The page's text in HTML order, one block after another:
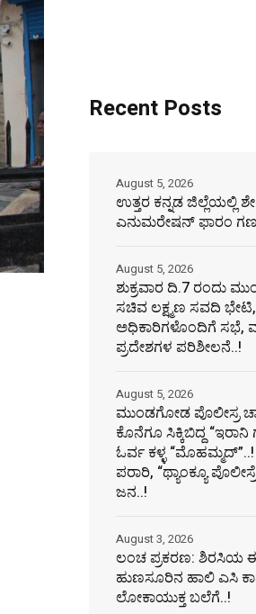
Recent Posts
ಉತ್ತರ ಕನ್ನಡ ಜಿಲ್ಲೆಯಲ್ಲಿ
ಎನುಮರೇಷನ್ ಫಾರಂ
August 5, 2026
ಶುಕ್ರವಾರ ದಿ.7 ರಂದು
ಸಚಿವ ಲಕ್ಷ್ಮಣ ಸವದಿ ಭೇಟಿ,
ಅಧಿಕಾರಿಗಳೊಂದಿಗೆ ಸಭೆ,
ಪ್ರದೇಶಗಳ ಪರಿಶೀಲನೆ..!
August 5, 2026
ಮುಂಡಗೋಡ ಪೊಲೀಸ್ರ
ಕೊನೆಗೂ ಸಿಕ್ಕಿಬಿದ್ದ “ಇರಾನಿ
ಓರ್ವ ಕಳ್ಳ
ಪರಾರಿ, “ಥ್ಯಾಂಕ್ಯೂ
ಜನ..!
August 5, 2026
ಲಂಚ ಪ್ರಕರಣ: ಶಿರಸಿಯ
ಹುಣಸೂರಿನ ಹಾಲಿ ಎಸಿ
ಲೋಕಾಯುಕ್ತ ಬಲೆಗೆ..!
August 3, 2026